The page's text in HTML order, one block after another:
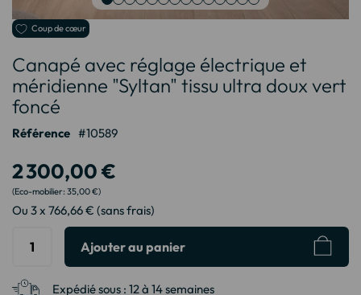
Passer
début
la
Galerie
d’images
Coup de cœur
Canapé avec réglage électrique et
méridienne "Syltan" tissu ultra doux vert
foncé
Référence 10589
2 300,00 €
35,00 €
Ou 3 x 766,66 € (sans frais)
Ajouter au panier
Expédié sous : 12 à 14 semaines